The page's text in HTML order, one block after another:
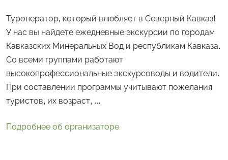
Туроператор, который влюбляет в Северный Кавказ!
У нас вы найдете ежедневные экскурсии по городам
Кавказских Минеральных Вод и республикам Кавказа.
Со всеми группами работают
высокопрофессиональные экскурсоводы и водители.
При составлении программы учитывают пожелания
туристов, их возраст, ...
Подробнее об организаторе